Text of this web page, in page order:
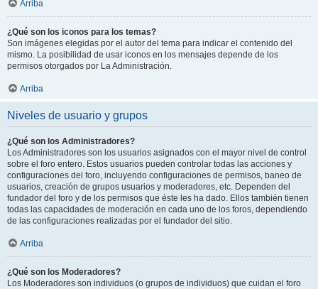
Arriba
¿Qué son los iconos para los temas?
Son imágenes elegidas por el autor del tema para indicar el contenido del
mismo. La posibilidad de usar iconos en los mensajes depende de los
permisos otorgados por La Administración.
Arriba
Niveles de usuario y grupos
¿Qué son los Administradores?
Los Administradores son los usuarios asignados con el mayor nivel de control
sobre el foro entero. Estos usuarios pueden controlar todas las acciones y
configuraciones del foro, incluyendo configuraciones de permisos, baneo de
usuarios, creación de grupos usuarios y moderadores, etc. Dependen del
fundador del foro y de los permisos que éste les ha dado. Ellos también tienen
todas las capacidades de moderación en cada uno de los foros, dependiendo
de las configuraciones realizadas por el fundador del sitio.
Arriba
¿Qué son los Moderadores?
Los Moderadores son individuos (o grupos de individuos) que cuidan el foro